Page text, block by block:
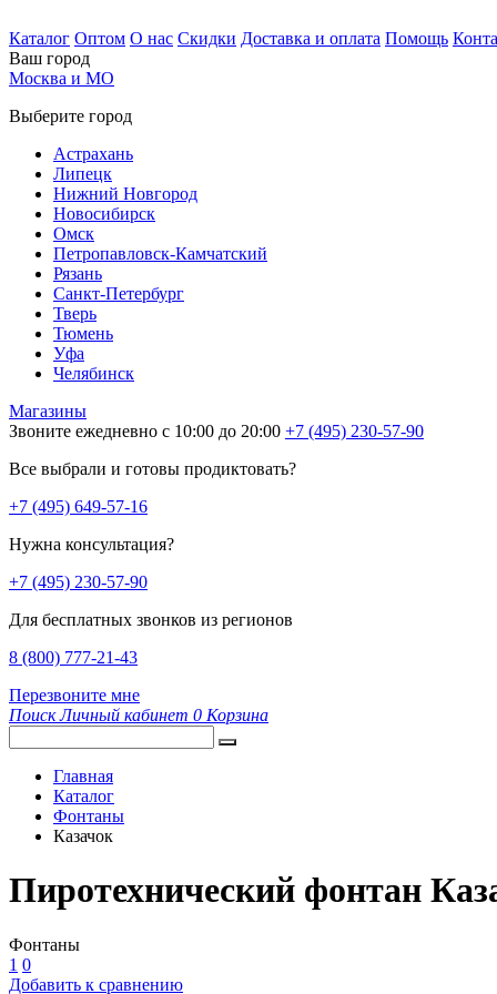
Каталог Оптом О нас Скидки Доставка и оплата Помощь
Ваш город
Москва и МО
Выберите город
Астрахань
Липецк
Нижний Новгород
Новосибирск
Омск
Петропавловск-Камчатский
Рязань
Санкт-Петербург
Тверь
Тюмень
Уфа
Челябинск
Магазины
Звоните ежедневно с 10:00 до 20:00 +7 (495) 230-57-90
Все выбрали и готовы продиктовать?
+7 (495) 649-57-16
Нужна консультация?
+7 (495) 230-57-90
Для бесплатных звонков из регионов
8 (800) 777-21-43
Перезвоните мне
Поиск Личный кабинет 0 Корзина
Главная
Каталог
Фонтаны
Казачок
Пиротехнический фонтан
Фонтаны
1 0
Добавить к сравнению